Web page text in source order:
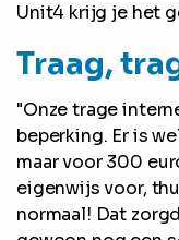
Unit4 krijg je het
Traag,
"Onze trage
beperking. Er is
maar voor 300
eigenwijs voor,
normaal! Dat